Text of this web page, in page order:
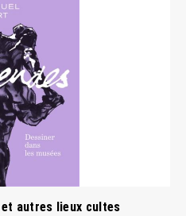
autres lieux cultes